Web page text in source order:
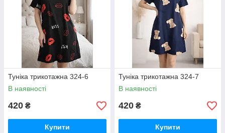
Туніка трикотажна 324-6
В наявності
420 ₴
Купити
Туніка трикотажна 324-7
В наявності
420 ₴
Купити